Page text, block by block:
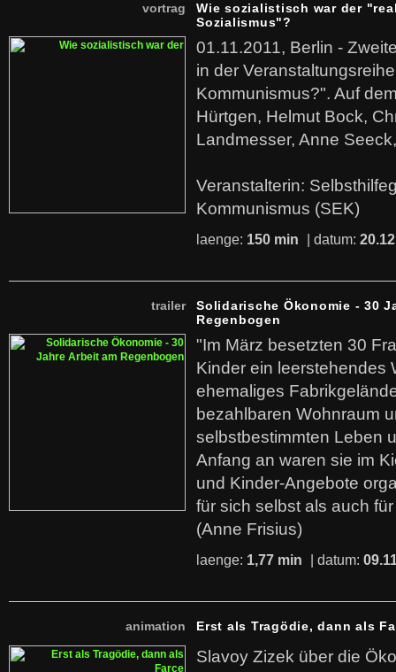
vortrag
Wie sozialistisch war der
Sozialismus"?
01.11.2011, Berlin -
in der
Kommunismus?". Auf
Hürtgen, Helmut Bock,
Landmesser, Anne
Veranstalterin:
Kommunismus (SEK)
laenge: 150 min | datum:
trailer
Solidarische Ökonomie - 30
Regenbogen
"Im März besetzten 30
Kinder ein leerstehendes
ehemaliges
bezahlbaren Wohnraum
selbstbestimmten Leben
Anfang an waren sie im
und Kinder-Angebote
für sich selbst als auch
(Anne Frisius)
laenge: 1,77 min | datum:
animation Erst als Tragödie, dann als
Slavoy Zizek über die